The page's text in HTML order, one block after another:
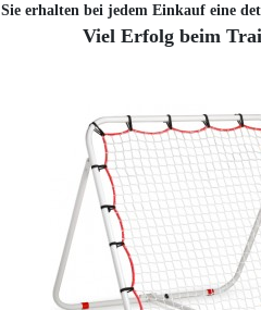
Sie erhalten bei jedem Einkauf eine
Viel Erfolg beim